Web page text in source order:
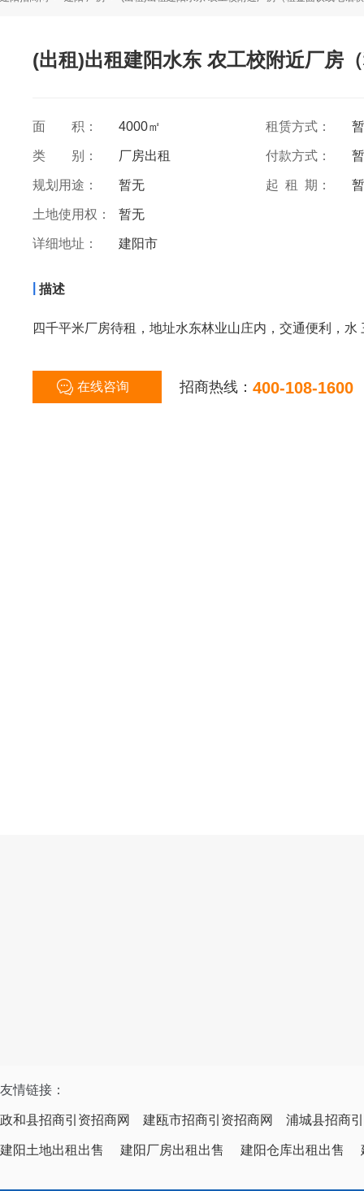
(出租)出租建阳水东 农工校附近厂房
面 积： 4000㎡ 租赁方式：
类 别： 厂房出租 付款方式：
规划用途： 暂无 起 租 期：
土地使用权： 暂无
详细地址： 建阳市
描述
四千平米厂房待租，地址水东林业山庄内，交通便利，
在线咨询 招商热线： 400-108-1600
友情链接：
政和县招商引资招商网 建瓯市招商引资招商网 浦城县招商
建阳土地出租出售 建阳厂房出租出售 建阳仓库出租出售